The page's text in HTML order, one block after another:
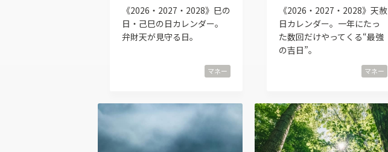
《2026・2027・2028》巳の
日・己巳の日カレンダー。
弁財天が見守る日。
マネー
《2026・2027・2028》天赦
日カレンダー。一年にたっ
た数回だけやってくる“最強
の吉日”。
マネー